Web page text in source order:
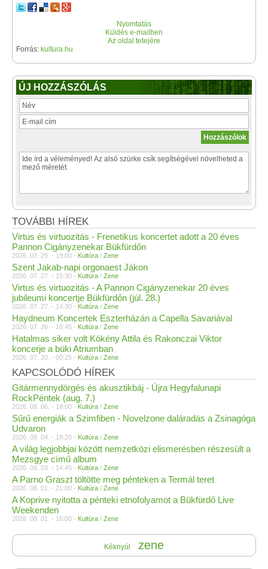
Nyomtatás
Küldés e-mailben
Az oldal tetejére
Forrás: kultura.hu
ÚJ HOZZÁSZÓLÁS
TOVÁBBI HÍREK
Virtus és virtuozitás - Frenetikus koncertet adott a 20 éves
Pannon Cigányzenekar Bükfürdőn
2026. 07. 29. - 19:00 - Kultúra / Zene
Szent Jakab-napi orgonaest Jákon
2026. 07. 27. - 15:30 - Kultúra / Zene
Virtus és virtuozitás - A Pannon Cigányzenekar 20 éves
jubileumi koncertje Bükfürdőn (júl. 28.)
2026. 07. 27. - 14:30 - Kultúra / Zene
Haydneum Koncertek Eszterházán a Capella Savariával
2026. 07. 26. - 16:45 - Kultúra / Zene
Hatalmas siker volt Kökény Attila és Rakonczai Viktor
koncerje a büki Atriumban
2026. 07. 20. - 00:25 - Kultúra / Zene
KAPCSOLÓDÓ HÍREK
Gitármennydörgés és akusztikbáj - Újra Hegyfalunapi
RockPéntek (aug. 7.)
2026. 08. 06. - 18:00 - Kultúra / Zene
Sűrű energiák a Szimfiben - Novelzone daláradás a Zsinagóga
Udvaron
2026. 08. 04. - 18:20 - Kultúra / Zene
A világ legjobbjai között nemzetközi elismerésben részesült a
Mezsgye című album
2026. 08. 03. - 14:45 - Kultúra / Zene
A Parno Graszt töltötte meg pénteken a Termál teret
2026. 08. 01. - 21:00 - Kultúra / Zene
A Koprive nyitotta a pénteki etnofolyamot a Bükfürdő Live
Weekenden
2026. 08. 01. - 16:00 - Kultúra / Zene
Kéknyúl zene